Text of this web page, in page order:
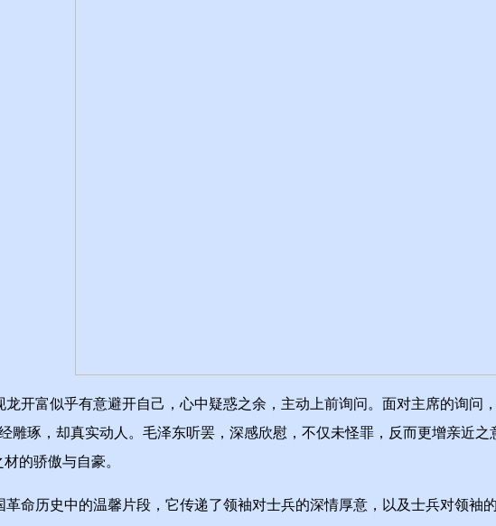
富似乎有意避开自己，心中疑惑之余，主动上前询问。面对主席的询问
雕琢，却真实动人。毛泽东听罢，深感欣慰，不仅未怪罪，反而更增亲近
的骄傲与自豪。
历史中的温馨片段，它传递了领袖对士兵的深情厚意，以及士兵对领袖